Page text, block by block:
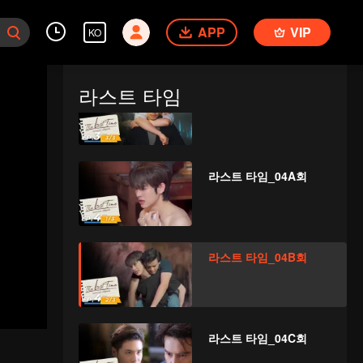
KO APP VIP
라스트 타임
라스트 타임_04A회
라스트 타임_04B회
라스트 타임_04C회